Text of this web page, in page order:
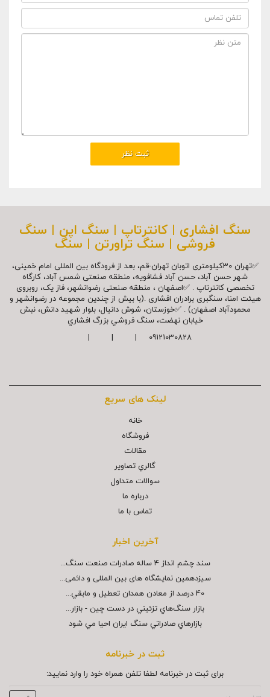
سنگ افشاری | کانترتاپ | سنگ اپن | سنگ
فروشی | سنگ تراورتن | سنگ
✅تهران 30کیلومتری اتوبان تهران-قم، بعد از فرودگاه بین المللی امام خمینی،
شهر حسن آباد، حسن آباد فشافویه، منطقه صنعتی شمس آباد، کارگاه
تخصصی کانترتاپ . ✅اصفهان ، منطقه صنعتی رضوانشهر، فاز یک، روبروی
هیئت امنا، سنگبری برادران افشاری .(با بیش از چندین مجموعه در رضوانشهر و
محمودآباد اصفهان) . ✅خوزستان، شوش دانیال، بلوار شهيد دانش، نبش
خیابان نهضت، سنگ فروشي بزرگ افشاري
09121030828 | | |
لینک های سریع
خانه
فروشگاه
مقالات
گالري تصاوير
سوالات متداول
درباره ما
تماس با ما
آخرین اخبار
سند چشم انداز ۴ ساله صادرات صنعت سنگ...
سیزدهمین نمایشگاه های بین المللی و دائمی...
40 درصد از معادن همدان تعطيل و مابقي...
بازار سنگ‌هاي تزئيني در دست چين - بازار...
بازارهاي صادراتي سنگ ايران احيا مي شود
ثبت در خبرنامه
برای ثبت در خبرنامه لطفا تلفن همراه خود را وارد نمایید: